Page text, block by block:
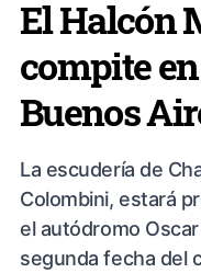
El Halcón
compite
Buenos
La escudería de
Colombini, estará
el autódromo
segunda fecha del